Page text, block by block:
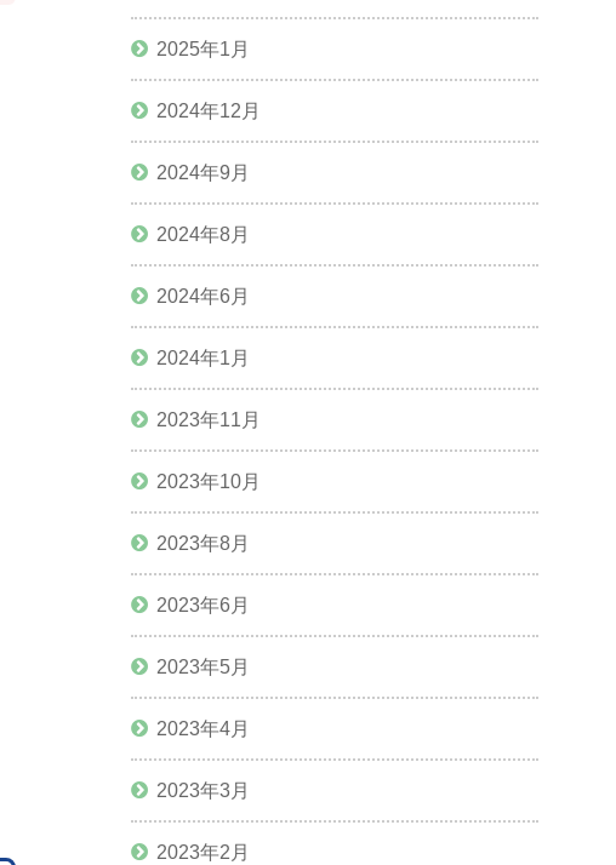
2025年1月
2024年12月
2024年9月
2024年8月
2024年6月
2024年1月
2023年11月
2023年10月
2023年8月
2023年6月
2023年5月
2023年4月
2023年3月
2023年2月